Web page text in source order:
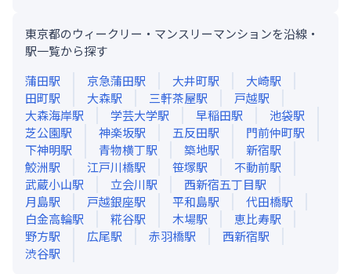
東京都のウィークリー・マンスリーマンションを沿線・
駅一覧から探す
蒲田駅 京急蒲田駅 大井町駅 大崎駅
田町駅 大森駅 三軒茶屋駅 戸越駅
大森海岸駅 学芸大学駅 早稲田駅 池袋駅
芝公園駅 神楽坂駅 五反田駅 門前仲町駅
下神明駅 青物横丁駅 築地駅 新宿駅
鮫洲駅 江戸川橋駅 笹塚駅 不動前駅
武蔵小山駅 立会川駅 西新宿五丁目駅
月島駅 戸越銀座駅 平和島駅 代田橋駅
白金高輪駅 糀谷駅 木場駅 恵比寿駅
野方駅 広尾駅 赤羽橋駅 西新宿駅
渋谷駅